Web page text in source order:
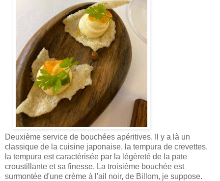
Deuxième service de bouchées apéritives. Il y a là un
classique de la cuisine japonaise, la tempura de crevettes.
la tempura est caractérisée par la légèreté de la pate
croustillante et sa finesse. La troisième bouchée est
surmontée d'une crème à l'ail noir, de Billom, je suppose.